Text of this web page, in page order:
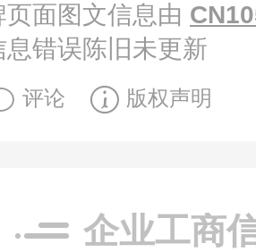
面图文信息由
错误陈旧未更新
评论 版权声明
企业工商